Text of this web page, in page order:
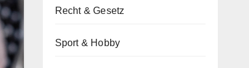
Recht & Gesetz
Sport & Hobby